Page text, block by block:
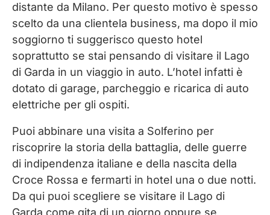
distante da Milano. Per questo motivo è spesso
scelto da una clientela business, ma dopo il mio
soggiorno ti suggerisco questo hotel
soprattutto se stai pensando di visitare il Lago
di Garda in un viaggio in auto. L’hotel infatti è
dotato di garage, parcheggio e ricarica di auto
elettriche per gli ospiti.
Puoi abbinare una visita a Solferino per
riscoprire la storia della battaglia, delle guerre
di indipendenza italiane e della nascita della
Croce Rossa e fermarti in hotel una o due notti.
Da qui puoi scegliere se visitare il Lago di
Garda come gita di un giorno oppure se